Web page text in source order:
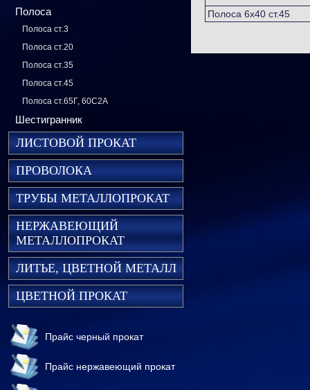
Полоса
Полоса ст.3
Полоса ст.20
Полоса ст.35
Полоса ст.45
Полоса ст.65Г, 60С2А
Шестигранник
ЛИСТОВОЙ ПРОКАТ
ПРОВОЛОКА
ТРУБЫ МЕТАЛЛОПРОКАТ
НЕРЖАВЕЮЩИЙ
МЕТАЛЛОПРОКАТ
ЛИТЬЕ, ЦВЕТНОЙ МЕТАЛЛ
ЦВЕТНОЙ ПРОКАТ
Прайс черный прокат
Прайс нержавеющий прокат
Полоса 6х40 ст.45